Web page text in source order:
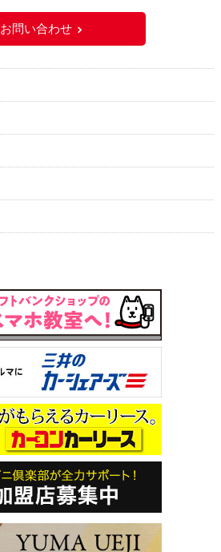
お問い合わせ